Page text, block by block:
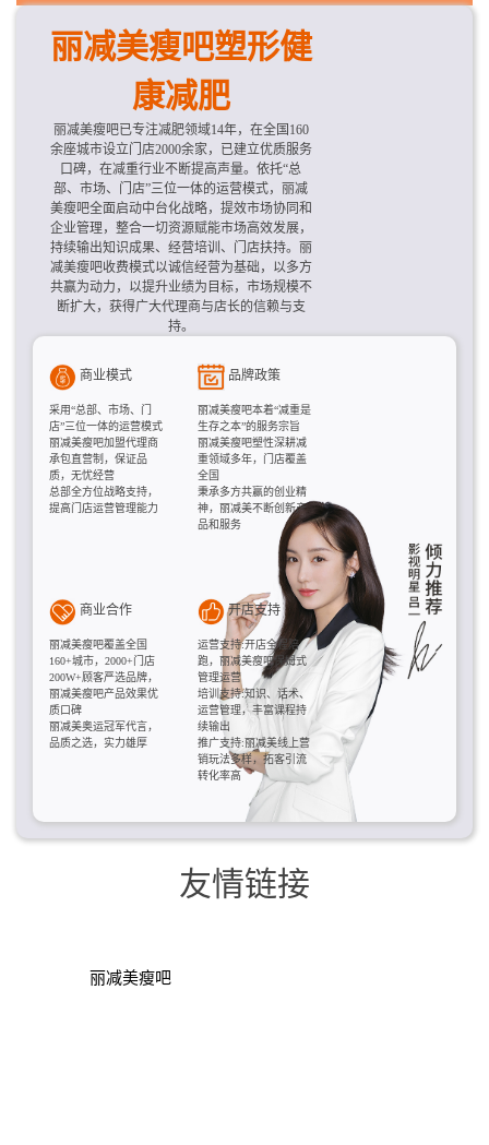
丽减美瘦吧塑形健
康减肥
丽减美瘦吧已专注减肥领域14年，在全国160
余座城市设立门店2000余家，已建立优质服务
口碑，在减重行业不断提高声量。依托“总
部、市场、门店”三位一体的运营模式，丽减
美瘦吧全面启动中台化战略，提效市场协同和
企业管理，整合一切资源赋能市场高效发展，
持续输出知识成果、经营培训、门店扶持。丽
减美瘦吧收费模式以诚信经营为基础，以多方
共赢为动力，以提升业绩为目标，市场规模不
断扩大，获得广大代理商与店长的信赖与支
持。
商业模式
采用“总部、市场、门
店”三位一体的运营模式
丽减美瘦吧加盟代理商
承包直营制，保证品
质，无忧经营
总部全方位战略支持，
提高门店运营管理能力
品牌政策
丽减美瘦吧本着“减重是
生存之本”的服务宗旨
丽减美瘦吧塑性深耕减
重领域多年，门店覆盖
全国
秉承多方共赢的创业精
神，丽减美不断创新产
品和服务
商业合作
丽减美瘦吧覆盖全国
160+城市，2000+门店
200W+顾客严选品牌，
丽减美瘦吧产品效果优
质口碑
丽减美奥运冠军代言，
品质之选，实力雄厚
开店支持
运营支持:开店全程陪
跑，丽减美瘦吧保姆式
管理运营
培训支持:知识、话术、
运营管理，丰富课程持
续输出
推广支持:丽减美线上营
销玩法多样，拓客引流
转化率高
友情链接
丽减美瘦吧